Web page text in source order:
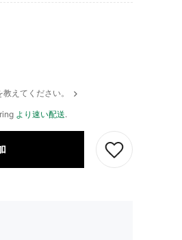
えてください。
より速い配送.